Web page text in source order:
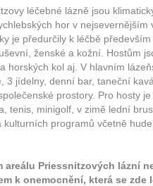
léčebné lázně jsou
hor v
je předurčily k léčbě
ženské a kožní. Hostům
horských kol aj. V hlavním
3 jídelny, denní bar, taneční
prostory. Pro hosty
tenis, minigolf, v zimě lední
kulturních programů včetně
areálu Priessnitzových lázní
k onemocnění, která se